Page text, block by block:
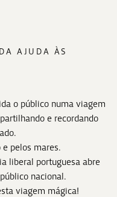
AJUDA ÀS
o público numa viagem
e recordando
pelos mares.
liberal portuguesa abre
nacional.
viagem mágica!